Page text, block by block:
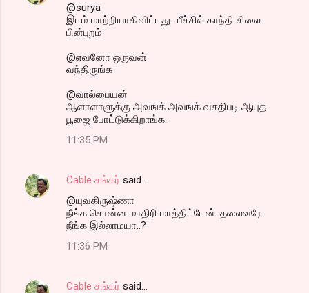
@surya
இடம் மாற்றியாகிவிட்டது.. பீச்சில் காந்தி சிலை
பின்புறம்
@எவனோ ஒருவன்
வந்திருங்க
@வால்பையன்
ஆளாளாளுக்கு அவஙக் அவஙக் வசதிபடி ஆயுத
பூஜை போட்டுக்கிறாங்க..
11:35 PM
Cable சங்கர் said…
@யுவகிருஷ்ணா
நீங்க சொன்ன மாதிரி மாத்திட்டேன். தலைவரே..
நீங்க இல்லாமயா..?
11:36 PM
Cable சங்கர் said…